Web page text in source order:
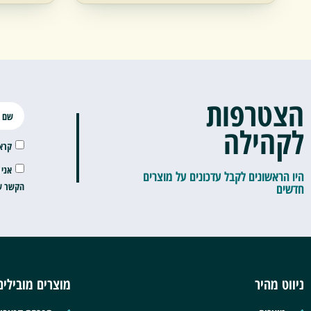
הצטרפות
לקהילה
היו הראשונים לקבל עדכונים על מוצרים
חדשים
הקשר
ניווט מהיר מוצרים